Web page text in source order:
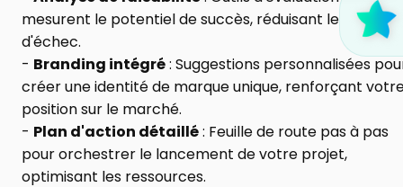
mesurent le potentiel de succès, réduisant le risque
d'échec.
- Branding intégré : Suggestions personnalisées
créer une identité de marque unique, renforçant
position sur le marché.
- Plan d'action détaillé : Feuille de route pas à pas
pour orchestrer le lancement de votre projet,
optimisant les ressources.